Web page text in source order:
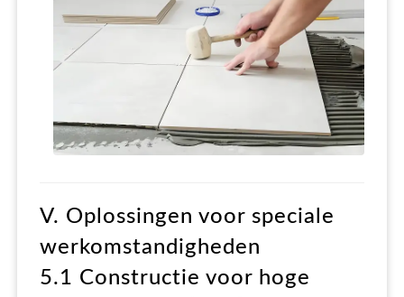
V. Oplossingen voor speciale
werkomstandigheden
5.1 Constructie voor hoge